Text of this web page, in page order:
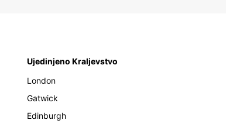
Ujedinjeno Kraljevstvo
London
Gatwick
Edinburgh